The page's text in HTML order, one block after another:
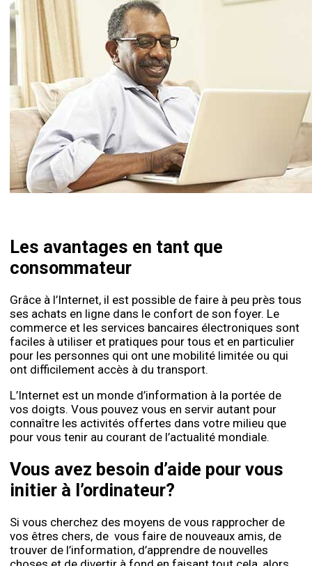
Les avantages en tant que
consommateur
Grâce à l’Internet, il est possible de faire à peu près tous
ses achats en ligne dans le confort de son foyer. Le
commerce et les services bancaires électroniques sont
faciles à utiliser et pratiques pour tous et en particulier
pour les personnes qui ont une mobilité limitée ou qui
ont difficilement accès à du transport.
L’Internet est un monde d’information à la portée de
vos doigts. Vous pouvez vous en servir autant pour
connaître les activités offertes dans votre milieu que
pour vous tenir au courant de l’actualité mondiale.
Vous avez besoin d’aide pour vous
initier à l’ordinateur?
Si vous cherchez des moyens de vous rapprocher de
vos êtres chers, de vous faire de nouveaux amis, de
trouver de l’information, d’apprendre de nouvelles